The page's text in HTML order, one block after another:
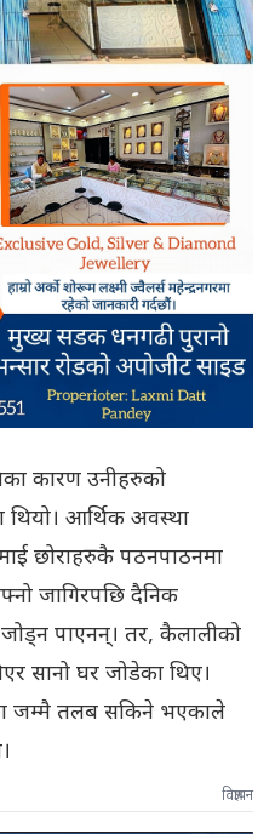
कारण उनीहरुको
आर्थिक अवस्था
छोराहरुकै पठनपाठनमा
जागिरपछि दैनिक
जोड्न पाएनन्। तर, कैलालीको
सानो घर जोडेका थिए।
जम्मै तलब सकिने भएकाले
विज्ञापन